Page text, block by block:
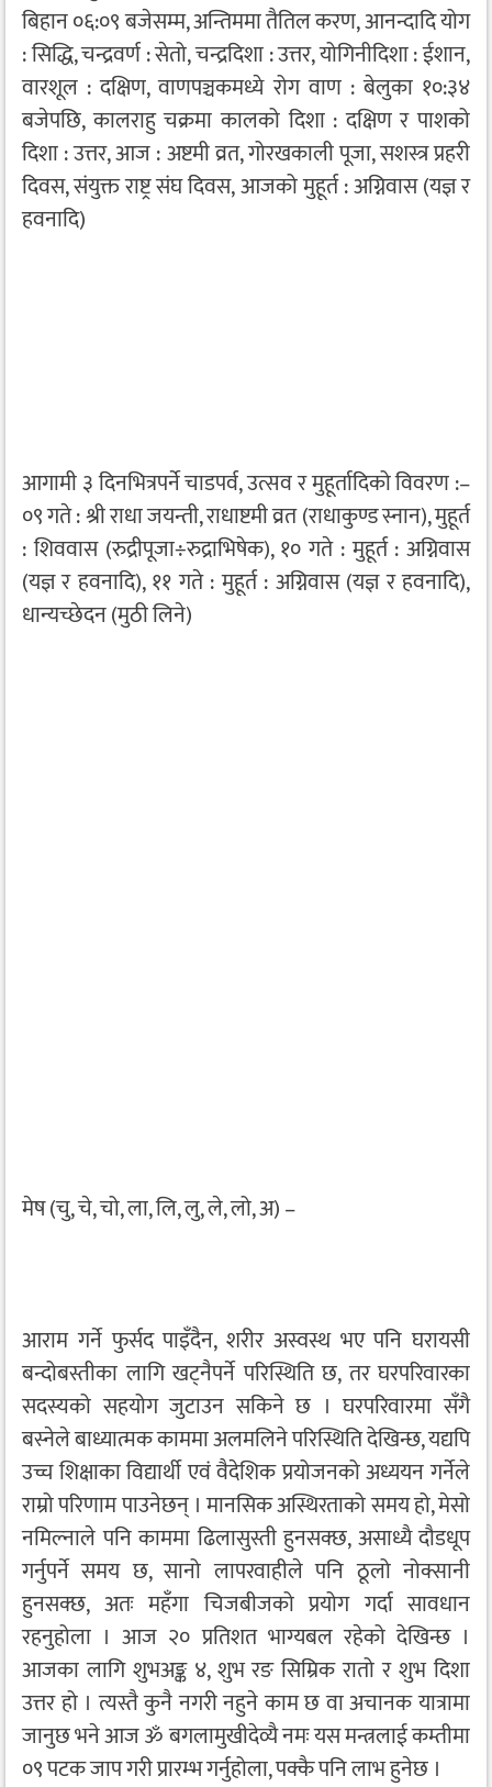
बिहान ०६:०९ बजेसम्म, अन्तिममा तैतिल करण, आनन्दादि योग
: सिद्धि, चन्द्रवर्ण : सेतो, चन्द्रदिशा : उत्तर, योगिनीदिशा : ईशान,
वारशूल : दक्षिण, वाणपञ्चकमध्ये रोग वाण : बेलुका १०:३४
बजेपछि, कालराहु चक्रमा कालको दिशा : दक्षिण र पाशको
दिशा : उत्तर, आज : अष्टमी व्रत, गोरखकाली पूजा, सशस्त्र प्रहरी
दिवस, संयुक्त राष्ट्र संघ दिवस, आजको मुहूर्त : अग्निवास (यज्ञ र
हवनादि)
आगामी ३ दिनभित्रपर्ने चाडपर्व, उत्सव र मुहूर्तादिको विवरण :–
०९ गते : श्री राधा जयन्ती, राधाष्टमी व्रत (राधाकुण्ड स्नान), मुहूर्त
: शिववास (रुद्रीपूजा÷रुद्राभिषेक), १० गते : मुहूर्त : अग्निवास
(यज्ञ र हवनादि), ११ गते : मुहूर्त : अग्निवास (यज्ञ र हवनादि),
धान्यच्छेदन (मुठी लिने)
मेष (चु, चे, चो, ला, लि, लु, ले, लो, अ) –
आराम गर्ने फुर्सद पाइँदैन, शरीर अस्वस्थ भए पनि घरायसी
बन्दोबस्तीका लागि खट्नैपर्ने परिस्थिति छ, तर घरपरिवारका
सदस्यको सहयोग जुटाउन सकिने छ । घरपरिवारमा सँगै
बस्नेले बाध्यात्मक काममा अलमलिने परिस्थिति देखिन्छ, यद्यपि
उच्च शिक्षाका विद्यार्थी एवं वैदेशिक प्रयोजनको अध्ययन गर्नेले
राम्रो परिणाम पाउनेछन् । मानसिक अस्थिरताको समय हो, मेसो
नमिल्नाले पनि काममा ढिलासुस्ती हुनसक्छ, असाध्यै दौडधूप
गर्नुपर्ने समय छ, सानो लापरवाहीले पनि ठूलो नोक्सानी
हुनसक्छ, अतः महँगा चिजबीजको प्रयोग गर्दा सावधान
रहनुहोला । आज २० प्रतिशत भाग्यबल रहेको देखिन्छ ।
आजका लागि शुभअङ्क ४, शुभ रङ सिम्रिक रातो र शुभ दिशा
उत्तर हो । त्यस्तै कुनै नगरी नहुने काम छ वा अचानक यात्रामा
जानुछ भने आज ॐ बगलामुखीदेव्यै नमः यस मन्त्रलाई कम्तीमा
०९ पटक जाप गरी प्रारम्भ गर्नुहोला, पक्कै पनि लाभ हुनेछ ।